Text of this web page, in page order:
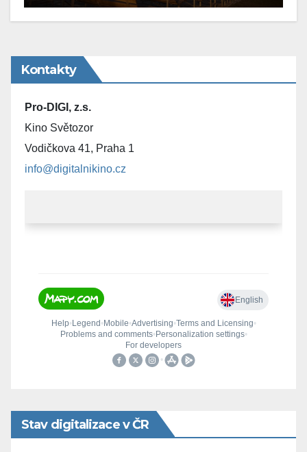
Kontakty
Pro-DIGI, z.s.
Kino Světozor
Vodičkova 41, Praha 1
info@digitalnikino.cz
Stav digitalizace v ČR